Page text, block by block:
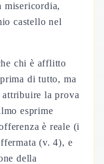
misericordia,
castello nel
chi è afflitto
di tutto, ma
attribuire la prova
esprime
è reale (i
(v. 4), e
della